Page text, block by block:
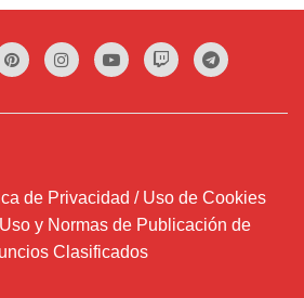
de Privacidad / Uso de Cookies
y Normas de Publicación de
Clasificados